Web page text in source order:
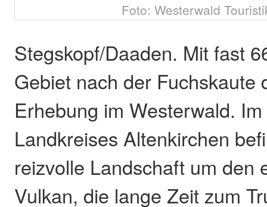
Foto: Westerwald
Stegskopf/Daaden. Mit fast
Gebiet nach der Fuchskaute
Erhebung im Westerwald.
Landkreises Altenkirchen
reizvolle Landschaft um den
Vulkan, die lange Zeit zum